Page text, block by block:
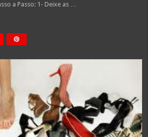
a Passo: 1- Deixe as …